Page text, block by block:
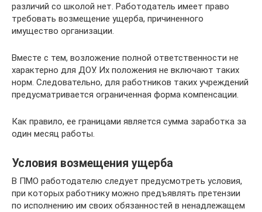
различий со школой нет. Работодатель имеет право
требовать возмещение ущерба, причиненного
имущество организации.
Вместе с тем, возложение полной ответственности не
характерно для ДОУ. Их положения не включают таких
норм. Следовательно, для работников таких учреждений
предусматривается ограниченная форма компенсации.
Как правило, ее границами является сумма заработка за
один месяц работы.
Условия возмещения ущерба
В ПМО работодателю следует предусмотреть условия,
при которых работнику можно предъявлять претензии
по исполнению им своих обязанностей в ненадлежащем